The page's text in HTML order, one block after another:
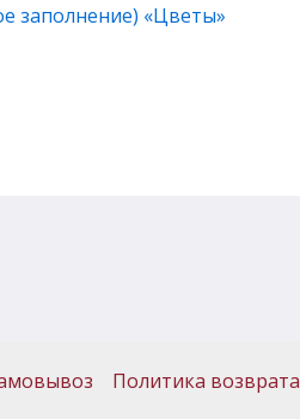
заполнение) «Цветы»
Политика возврата